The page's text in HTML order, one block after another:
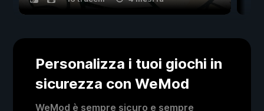
Personalizza i tuoi giochi in
sicurezza con WeMod
WeMod è sempre sicuro e sempre